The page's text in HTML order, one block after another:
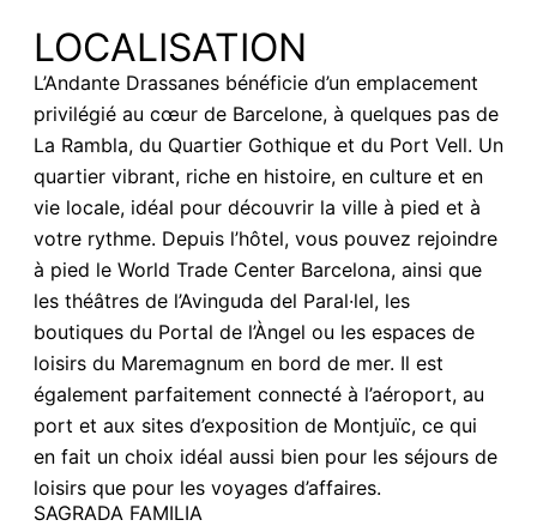
LOCALISATION
L’Andante Drassanes bénéficie d’un emplacement
privilégié au cœur de Barcelone, à quelques pas de
La Rambla, du Quartier Gothique et du Port Vell. Un
quartier vibrant, riche en histoire, en culture et en
vie locale, idéal pour découvrir la ville à pied et à
votre rythme. Depuis l’hôtel, vous pouvez rejoindre
à pied le World Trade Center Barcelona, ainsi que
les théâtres de l’Avinguda del Paral·lel, les
boutiques du Portal de l’Àngel ou les espaces de
loisirs du Maremagnum en bord de mer. Il est
également parfaitement connecté à l’aéroport, au
port et aux sites d’exposition de Montjuïc, ce qui
en fait un choix idéal aussi bien pour les séjours de
loisirs que pour les voyages d’affaires.
SAGRADA FAMILIA